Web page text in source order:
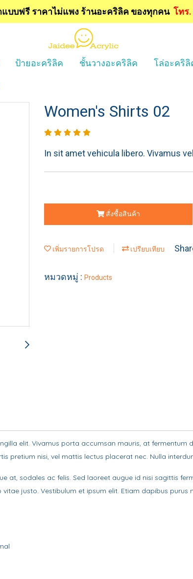
แบบฟรี ราคาไม่แพง ร้านอะคริลิค ของทุกคน โทร
ป้ายอะคริลิค ชั้นวางอะคริลิค โล่อะคริลิ
Women's Shirts 02
In sit amet vehicula libero. Vivamus
สั่งซื้อสินค้า
เพิ่มรายการโปรด เปรียบเทียบ
หมวดหมู่ : Products
elit. Vivamus porta accumsan mauris, at
pretium nisi, vel mattis lectus placerat nec. Nulla
at, sodales ac felis. Sed laoreet augue id nisi sagittis
justo. Vestibulum et ipsum elit. Etiam dapibus purus